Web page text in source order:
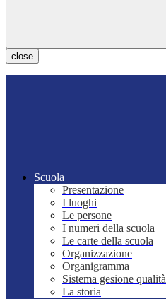
close
Scuola
Presentazione
I luoghi
Le persone
I numeri della scuola
Le carte della scuola
Organizzazione
Organigramma
Sistema gesione qualità
La storia